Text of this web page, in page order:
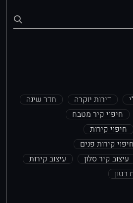
דירות יוקרה
חדר שינה
חיפוי קיר מטבח
חיפוי קירות
חיפוי קירות פנים
עיצוב קיר סלון
עיצוב קירות
בטון